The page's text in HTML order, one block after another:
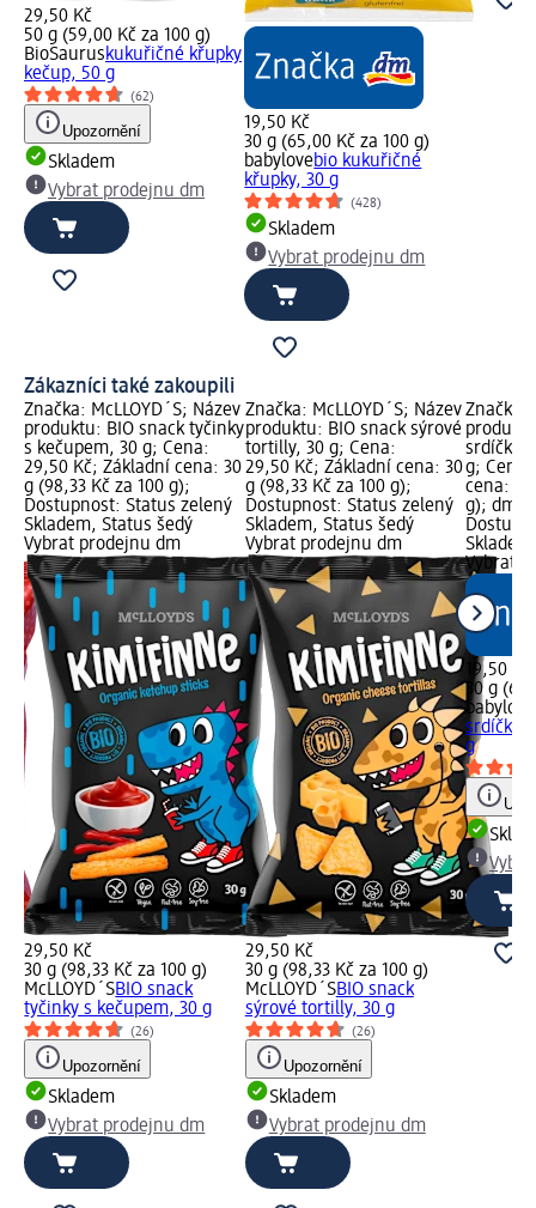
29,50 Kč
50 g (59,00 Kč za 100 g)
BioSauruskukuřičné křupky
kečup, 50 g
(62)
Upozornění
Skladem
Vybrat prodejnu dm
19,50 Kč
30 g (65,00 Kč za 100 g)
babylovebio kukuřičné
křupky, 30 g
(428)
Skladem
Vybrat prodejnu dm
Zákazníci také zakoupili
Značka: McLLOYD´S; Název
produktu: BIO snack tyčinky
s kečupem, 30 g; Cena:
29,50 Kč; Základní cena: 30
g (98,33 Kč za 100 g);
Dostupnost: Status zelený
Skladem, Status šedý
Vybrat prodejnu dm
29,50 Kč
30 g (98,33 Kč za 100 g)
McLLOYD´SBIO snack
tyčinky s kečupem, 30 g
(26)
Upozornění
Skladem
Vybrat prodejnu dm
Značka: McLLOYD´S; Název
produktu: BIO snack sýrové
tortilly, 30 g; Cena:
29,50 Kč; Základní cena: 30
g (98,33 Kč za 100 g);
Dostupnost: Status zelený
Skladem, Status šedý
Vybrat prodejnu dm
29,50 Kč
30 g (98,33 Kč za 100 g)
McLLOYD´SBIO snack
sýrové tortilly, 30 g
(26)
Upozornění
Skladem
Vybrat prodejnu dm
Značka:
srdíčka
g; Cena:
cena: 30
g); dm
Vybrat
19,50 Kč
30 g
babylove
srdíčka
g